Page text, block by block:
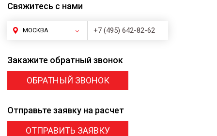
Свяжитесь с нами
МОСКВА +7 (495) 642-82-62
Закажите обратный звонок
ОБРАТНЫЙ ЗВОНОК
Отправьте заявку на расчет
ОТПРАВИТЬ ЗАЯВКУ